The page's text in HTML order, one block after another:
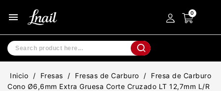
menu
Inicio Fresas Fresas de Carburo
Fresa de Carburo
Cono Ø6,6mm Extra Gruesa Corte Cruzado LT 12,7mm L/R